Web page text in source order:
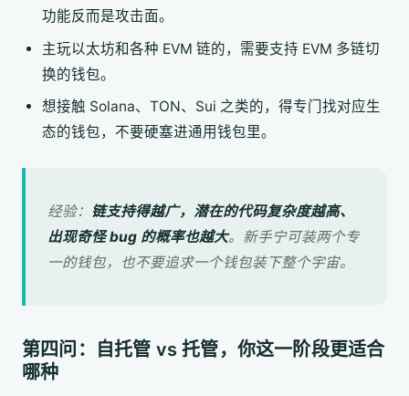
功能反而是攻击面。
主玩以太坊和各种 EVM 链的，需要支持 EVM 多链切
换的钱包。
想接触 Solana、TON、Sui 之类的，得专门找对应生
态的钱包，不要硬塞进通用钱包里。
经验： 链支持得越广，潜在的代码复杂度越高、
出现奇怪 bug 的概率也越大。新手宁可装两个专
一的钱包，也不要追求一个钱包装下整个宇宙。
第四问：自托管 vs 托管，你这一阶段更适合
哪种